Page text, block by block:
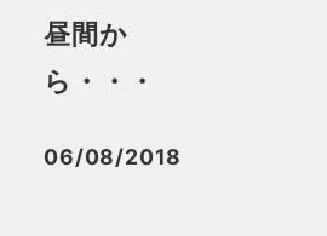
昼間か
ら・・・
投稿日
06/08/2018